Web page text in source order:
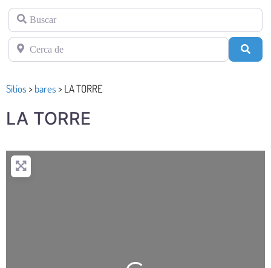
Buscar
Cerca de
Sitios >bares >LA TORRE
LA TORRE